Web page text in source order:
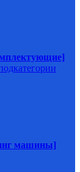
машины]